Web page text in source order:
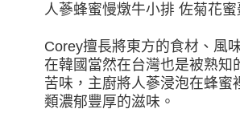
人蔘蜂蜜慢燉牛小排 佐菊花
Corey擅長將東方的食材、風
在韓國當然在台灣也是被熟知
苦味，主廚將人蔘浸泡在蜂
類濃郁豐厚的滋味。